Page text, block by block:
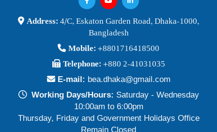
BEA Seminar 2025 "Debating Budget and Beyond" 21
June 2025, at 10:00 am, at the CIRDAP Auditorium
Publish Time: 16 Jun 2025
Publish Time: 19 May 2024
প্রাথমিক প্রার্থী তালিকা বাংলাদেশ অর্থনীতি সমিতি নির্বাচন-২০২৪
Publish Time: 17 May 2024
বাংলাদেশ অর্থনীতি সমিতির সদস্যপদ নবায়ন ও নতুন সদস্য অন্তর্ভুক্তি প্রসঙ্গে
Address: 4/C, Eskaton Garden Road, Dhaka-1000,
Bangladesh
Mobile: +8801716418500
Telephone: +880 2-41031035
E-mail: bea.dhaka@gmail.com
Working Days/Hours: Saturday - Wednesday
10:00am to 6:00pm
Thursday, Friday and Government Holidays Office
Remain Closed